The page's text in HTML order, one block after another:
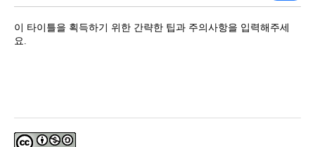
이 타이틀을 획득하기 위한 간략한 팁과 주의사항을 입력해주세
요.